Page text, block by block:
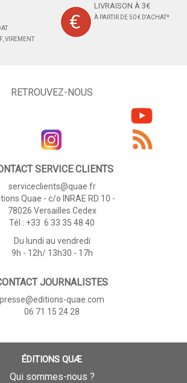
VIREMENT
LIVRAISON À 3€
À PARTIR DE 50 € D'ACHAT*
RETROUVEZ-NOUS
SERVICE CLIENTS
serviceclients@quae.fr
Quae - c/o INRAE RD 10 -
78026 Versailles Cedex
Tél : +33 6 33 35 48 40
Du lundi au vendredi
9h - 12h/ 13h30 - 17h
JOURNALISTES
presse@editions-quae.com
06 71 15 24 28
ÉDITIONS QUÆ
Qui sommes-nous ?